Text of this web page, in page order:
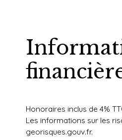
Honoraires inclus de 4%
Les informations sur les
georisques.gouv.fr.